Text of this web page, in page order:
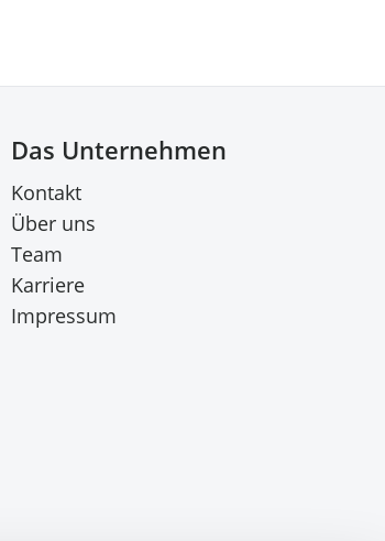
Das Unternehmen
Kontakt
Über uns
Team
Karriere
Impressum